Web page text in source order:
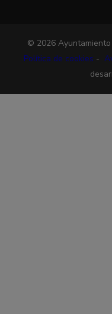
© 2026
Política de cookies -